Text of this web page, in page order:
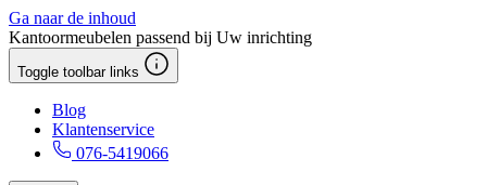
Ga naar de inhoud
Kantoormeubelen passend bij Uw inrichting
Toggle toolbar links
Blog
Klantenservice
076-5419066